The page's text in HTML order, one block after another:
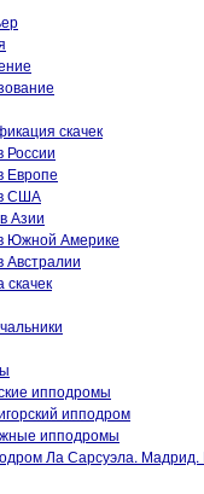
скачек
России
Европе
США
Азии
Южной Америке
Австралии
скачек
ипподромы
ипподром
ипподромы
Ла Сарсуэла. Мадрид.